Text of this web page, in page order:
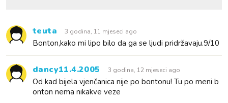
teuta 3 godina, 11 mjeseci ago
Bonton,kako mi lipo bilo da ga se ljudi pridržavaju.9/10
dancy11.4.2005 3 godina, 12 mjeseci ago
Od kad bijela vjenčanica nije po bontonu! Tu po meni b
onton nema nikakve veze